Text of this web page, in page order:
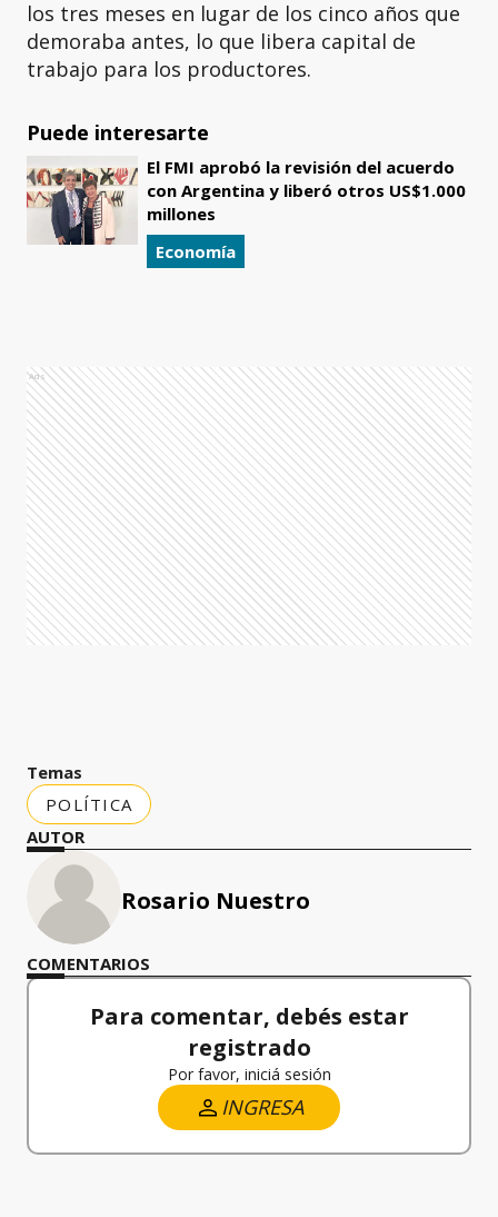
los tres meses en lugar de los cinco años que
demoraba antes, lo que libera capital de
trabajo para los productores.
Puede interesarte
El FMI aprobó la revisión del acuerdo
con Argentina y liberó otros US$1.000
millones
Economía
Ads
Temas
POLÍTICA
AUTOR
Rosario Nuestro
COMENTARIOS
Para comentar, debés estar
registrado
Por favor, iniciá sesión
INGRESA